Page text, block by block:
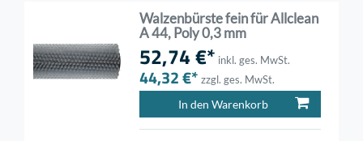
Walzenbürste fein für Allclean
A 44, Poly 0,3 mm
52,74 €* inkl. ges. MwSt.
44,32 €* zzgl. ges. MwSt.
In den Warenkorb